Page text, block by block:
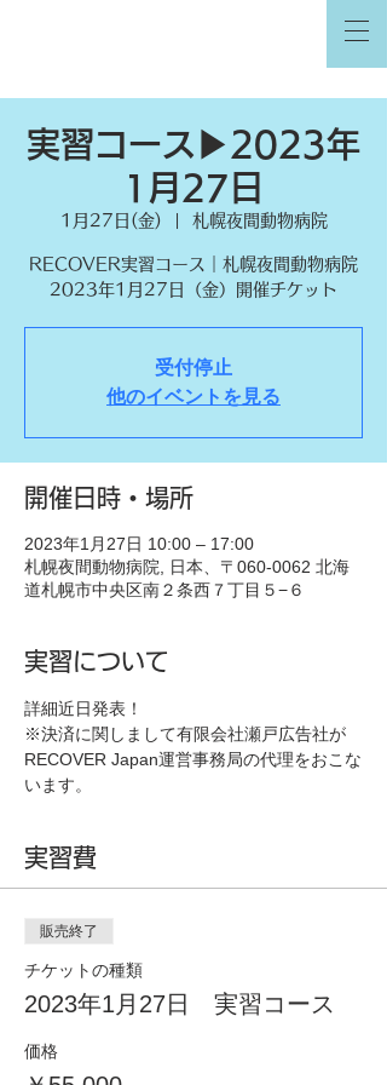
実習コース▶︎2023年
1月27日
1月27日(金) 札幌夜間動物病院
RECOVER実習コース｜札幌夜間動物病院
2023年1月27日（金）開催チケット
受付停止
他のイベントを見る
開催日時・場所
2023年1月27日 10:00 – 17:00
札幌夜間動物病院, 日本、〒060-0062 北海
道札幌市中央区南２条西７丁目５−６
実習について
詳細近日発表！
※決済に関しまして有限会社瀬戸広告社が
RECOVER Japan運営事務局の代理をおこな
います。
実習費
販売終了
チケットの種類
2023年1月27日 実習コース
価格